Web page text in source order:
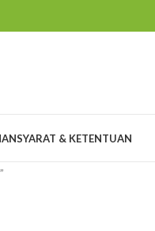
SYARAT & KETENTUAN